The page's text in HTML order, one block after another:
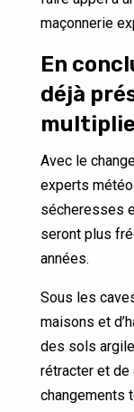
maçonnerie
En
déjà
Avec le
experts
sécheresses
seront plus
années.
Sous les
maisons et
des sols
rétracter et de
changements